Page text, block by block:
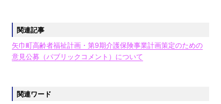
関連記事
矢巾町高齢者福祉計画・第9期介護保険事業計画策定のための
意見公募（パブリックコメント）について
関連ワード